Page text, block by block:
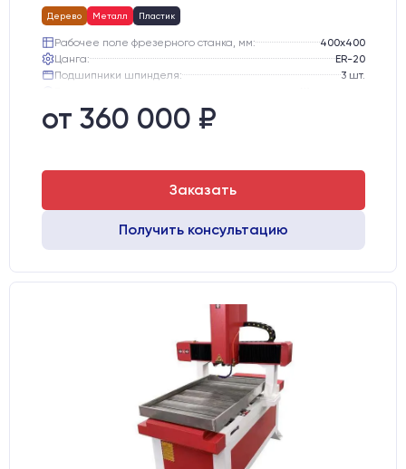
Дерево Металл Пластик
Рабочее поле фрезерного станка, мм:
400х400
Цанга:
ER-20
Подшипники шпинделя:
3 шт.
Стол:
Тип стола:
от 360 000 ₽
Заказать
Получить консультацию